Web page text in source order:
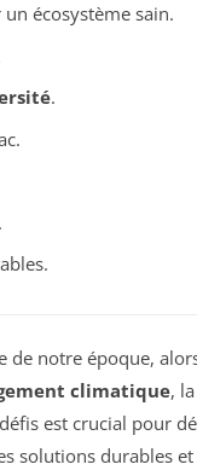
écosystème sain.
.
de notre époque,
climatique, la
est crucial pour
solutions durables et